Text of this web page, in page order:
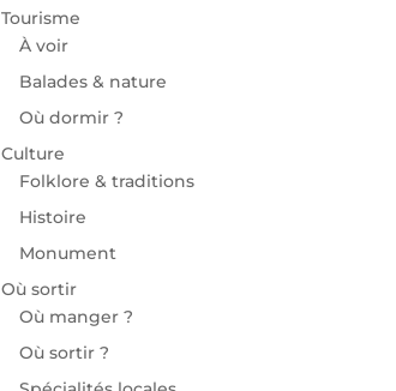
Tourisme
À voir
Balades & nature
Où dormir ?
Culture
Folklore & traditions
Histoire
Monument
Où sortir
Où manger ?
Où sortir ?